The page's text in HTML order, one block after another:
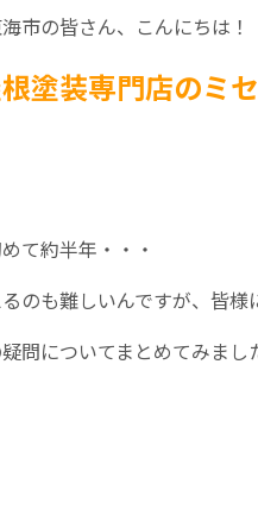
市の皆さん、こんにちは！
塗装専門店のミ
て約半年・・・
のも難しいんですが、皆様
問についてまとめてみまし